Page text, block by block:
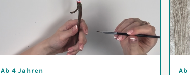
Ab 4 Jahren Ab